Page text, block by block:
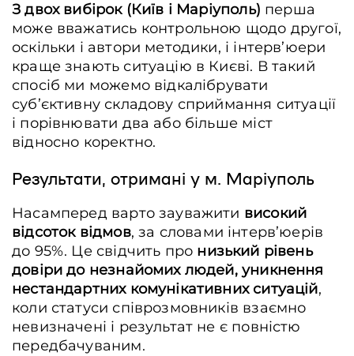
З двох вибірок (Київ і Маріуполь) перша
може вважатись контрольною щодо другої,
оскільки і автори методики, і інтерв’юери
краще знають ситуацію в Києві. В такий
спосіб ми можемо відкалібрувати
суб’єктивну складову сприймання ситуації
і порівнювати два або більше міст
відносно коректно.
Результати, отримані у м. Маріуполь
Насамперед варто зауважити високий
відсоток відмов, за словами інтерв’юерів
до 95%. Це свідчить про низький рівень
довіри до незнайомих людей, уникнення
нестандартних комунікативних ситуацій,
коли статуси співрозмовників взаємно
невизначені і результат не є повністю
передбачуваним.